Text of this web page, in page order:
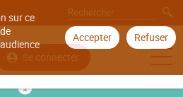
sur ce
Accepter Refuser
Se connecter